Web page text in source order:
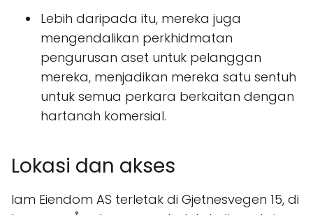
Lebih daripada itu, mereka juga
mengendalikan perkhidmatan
pengurusan aset untuk pelanggan
mereka, menjadikan mereka satu sentuh
untuk semua perkara berkaitan dengan
hartanah komersial.
Lokasi dan akses
Iam Eiendom AS terletak di Gjetnesvegen 15, di